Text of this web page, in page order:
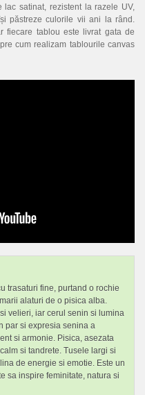
lac satinat, rezistent la razele UV,
păstreze culorile vii ani la rând.
fiecare tablou este livrat gata de
cum realizam tablourile canvas
trasaturi fine, purtand o rochie
alaturi de o pisica alba.
velieri, iar cerul senin si lumina
par si expresia senina a
si armonie. Pisica, asezata
si tandrete. Tusele largi si
de energie si emotie. Este un
sa inspire feminitate, natura si